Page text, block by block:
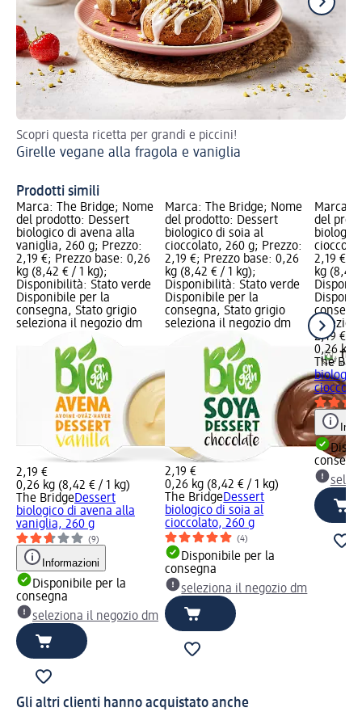
Scopri questa ricetta per grandi e piccini!
Girelle vegane alla fragola e vaniglia
Prodotti simili
Marca: The Bridge; Nome
del prodotto: Dessert
biologico di avena alla
vaniglia, 260 g; Prezzo:
2,19 €; Prezzo base: 0,26
kg (8,42 € / 1 kg);
Disponibilità: Stato verde
Disponibile per la
consegna, Stato grigio
seleziona il negozio dm
2,19 €
0,26 kg (8,42 € / 1 kg)
The BridgeDessert
biologico di avena alla
vaniglia, 260 g
(9)
Informazioni
Disponibile per la
consegna
seleziona il negozio dm
Marca: The Bridge; Nome
del prodotto: Dessert
biologico di soia al
cioccolato, 260 g; Prezzo:
2,19 €; Prezzo base: 0,26
kg (8,42 € / 1 kg);
Disponibilità: Stato verde
Disponibile per la
consegna, Stato grigio
seleziona il negozio dm
2,19 €
0,26 kg (8,42 € / 1 kg)
The BridgeDessert
biologico di soia al
cioccolato, 260 g
(4)
Disponibile per la
consegna
seleziona il negozio dm
Marca:
del
2,19 €;
kg (8,42
2,19 €
0,26 kg
The
Gli altri clienti hanno acquistato anche